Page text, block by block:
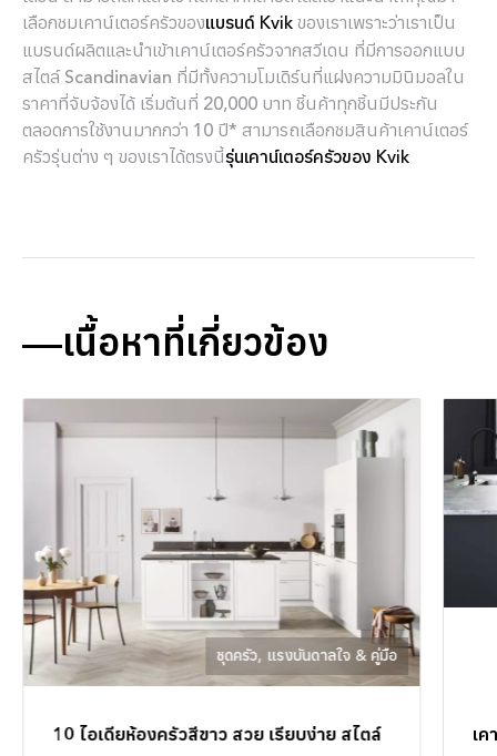
เลือกชมเคาน์เตอร์ครัวของแบรนด์ Kvik ของเราเพราะว่าเราเป็น
แบรนด์ผลิตและนำเข้าเคาน์เตอร์ครัวจากสวีเดน ที่มีการออกแบบ
สไตล์ Scandinavian ที่มีทั้งความโมเดิร์นที่แฝงความมินิมอลใน
ราคาที่จับจ้องได้ เริ่มต้นที่ 20,000 บาท ชิ้นค้าทุกชิ้นมีประกัน
ตลอดการใช้งานมากกว่า 10 ปี* สามารถเลือกชมสินค้าเคาน์เตอร์
ครัวรุ่นต่าง ๆ ของเราได้ตรงนี้รุ่นเคาน์เตอร์ครัวของ Kvik
เนื้อหาที่เกี่ยวข้อง
ชุดครัว, แรงบันดาลใจ & คู่มือ
10 ไอเดียห้องครัวสีขาว สวย เรียบง่าย สไตล์ เค